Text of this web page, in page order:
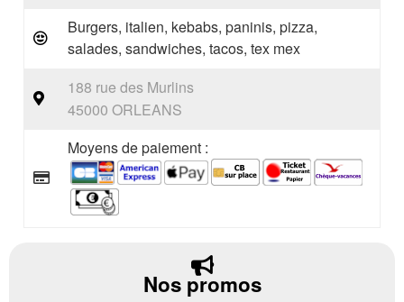
Burgers, italien, kebabs, paninis, pizza,
salades, sandwiches, tacos, tex mex
188 rue des Murlins
45000 ORLEANS
Moyens de paiement :
Nos promos